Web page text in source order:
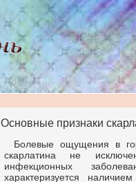
Основные признаки
Болевые ощущения в
скарлатина не
инфекционных
характеризуется